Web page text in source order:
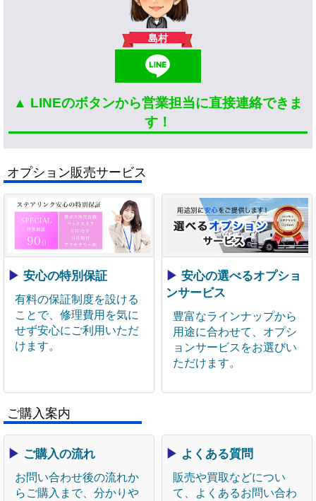
島村
▲ LINEのボタンから営業担当に直接連絡できま
す！
オプション販売サービス
▶ 安心の特別保証
有料の保証制度を設ける
ことで、修理費用を気に
せず安心にご利用いただ
けます。
▶ 安心の選べるオプショ
ンサービス
豊富なラインナップから
用途に合わせて、オプシ
ョンサービスをお選びい
ただけます。
ご購入案内
▶ ご購入の流れ
お問い合わせ後の流れか
らご購入まで、分かりや
▶ よくある質問
販売や買取などについ
て、よくあるお問い合わ